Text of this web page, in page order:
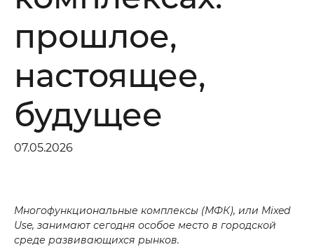
прошлое,
настоящее,
будущее
07.05.2026
Многофункциональные комплексы (МФК), или Mixed
Use, занимают сегодня особое место в городской
среде развивающихся рынков.